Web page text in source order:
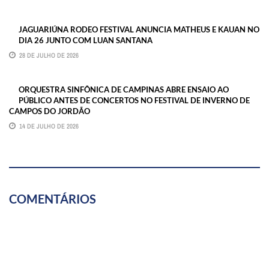
JAGUARIÚNA RODEO FESTIVAL ANUNCIA MATHEUS E KAUAN NO
DIA 26 JUNTO COM LUAN SANTANA
28 DE JULHO DE 2026
ORQUESTRA SINFÔNICA DE CAMPINAS ABRE ENSAIO AO
PÚBLICO ANTES DE CONCERTOS NO FESTIVAL DE INVERNO DE
CAMPOS DO JORDÃO
14 DE JULHO DE 2026
COMENTÁRIOS